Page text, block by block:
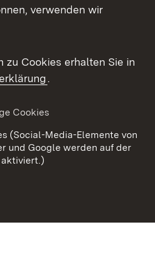
Datenschutz
Barrierefreiheit
Cookies
verwenden wir
zu Cookies erhalten Sie in
.
Cookies
(Social-Media-Elemente von
und Google werden auf der